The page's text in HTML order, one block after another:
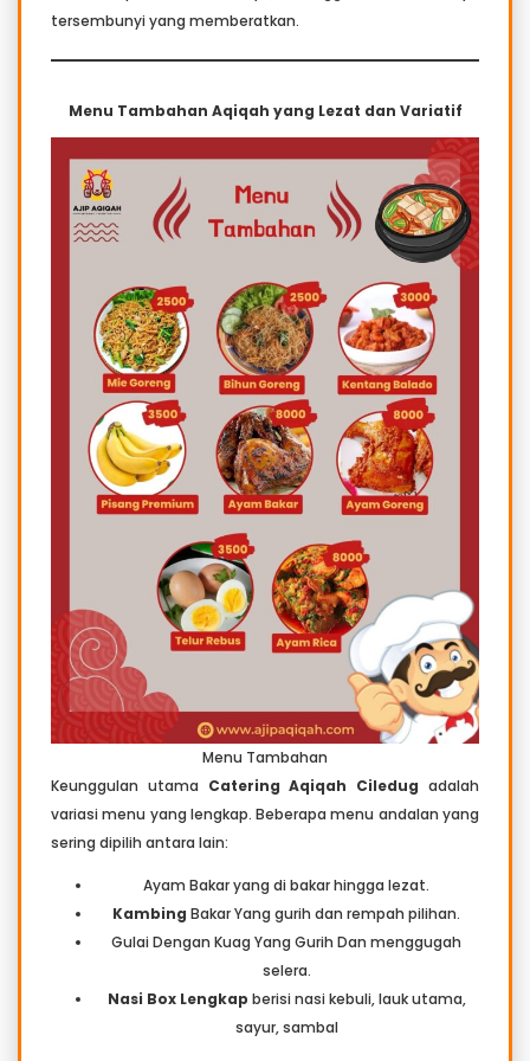
tersembunyi yang memberatkan.
Menu Tambahan Aqiqah yang Lezat dan Variatif
Menu Tambahan
Keunggulan utama Catering Aqiqah Ciledug adalah
variasi menu yang lengkap. Beberapa menu andalan yang
sering dipilih antara lain:
Ayam Bakar yang di bakar hingga lezat.
Kambing Bakar Yang gurih dan rempah pilihan.
Gulai Dengan Kuag Yang Gurih Dan menggugah
selera.
Nasi Box Lengkap berisi nasi kebuli, lauk utama,
sayur, sambal